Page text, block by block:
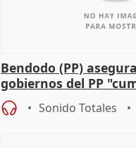
Bendodo (PP)
gobiernos del PP
sobre los menores
Sonido Totales